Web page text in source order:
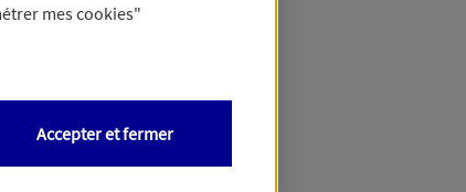
mescookies"
Accepter et fermer